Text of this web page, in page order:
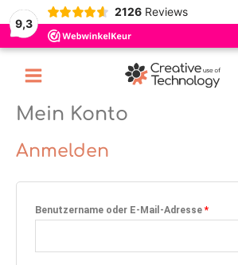
9,3
2126 Reviews
Zum
Inhalt
Mein Konto
Anmelden
Benutzername oder E-Mail-Adresse*
ErforderlichErforderlich
Erforderlich